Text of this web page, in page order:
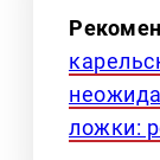
ложки: